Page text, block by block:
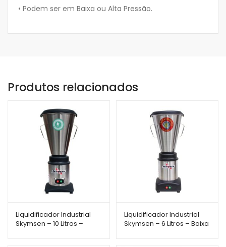
• Podem ser em Baixa ou Alta Pressão.
Produtos relacionados
Liquidificador Industrial
Skymsen – 10 Litros –
Liquidificador Industrial
Skymsen – 6 Litros – Baixa